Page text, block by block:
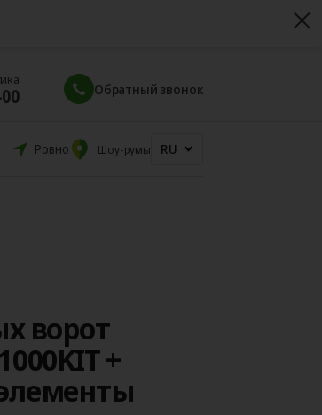
Обратный звонок
Ровно Шоу-румы RU
для
ворот
+